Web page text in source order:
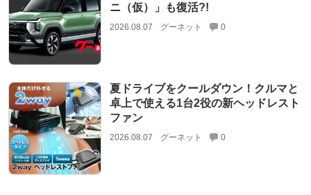
ニ（仮）」も復活?!
2026.08.07 グーネット 0
夏ドライブをクールダウン！クルマと
卓上で使える1台2役の新ヘッドレスト
ファン
2026.08.07 グーネット 0